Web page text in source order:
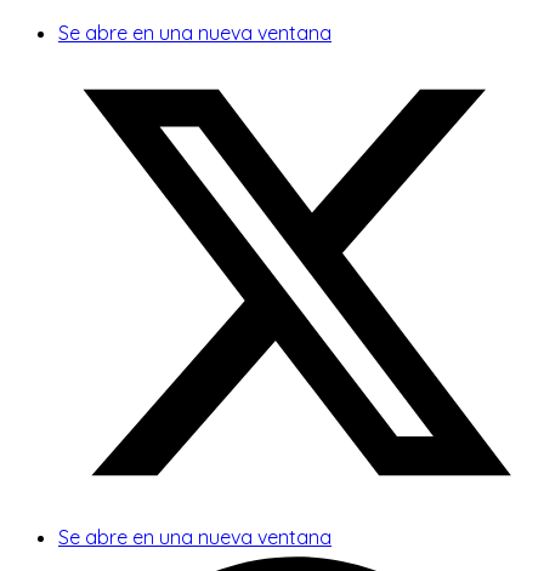
Se abre en una nueva ventana
Se abre en una nueva ventana